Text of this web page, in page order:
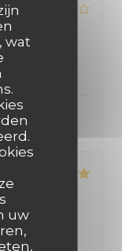
wat
uw
4 /5 Kwaliteit /
bien
5/5 Kwaliteit /